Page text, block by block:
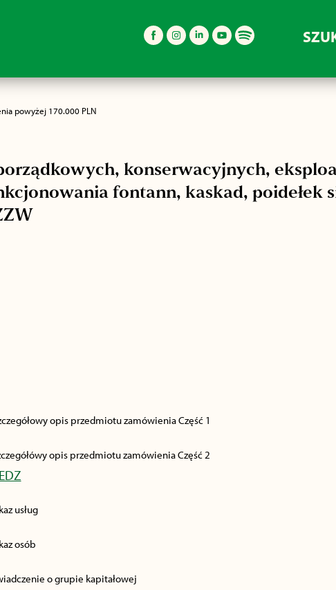
powyżej 170.000 PLN
konserwacyjnych,
fontann, kaskad, poidełek
opis przedmiotu zamówienia Część 1
opis przedmiotu zamówienia Część 2
usług
osób
o grupie kapitałowej